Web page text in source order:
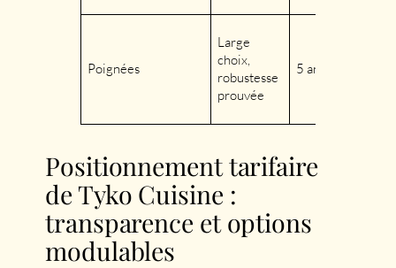
Poignées
Large
choix,
robustesse
prouvée
5 ans
Positionnement tarifaire
de Tyko Cuisine :
transparence et options
modulables